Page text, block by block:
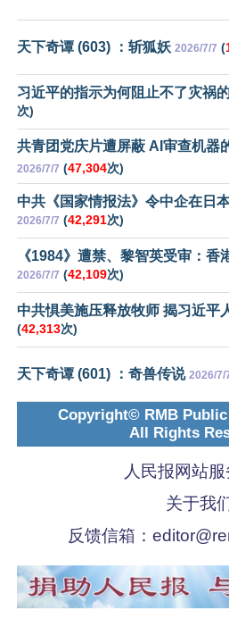
天下奇谭 (603) ：斩狐妖 2026/7/7 (
习近平的指示为何阻止不了灾祸
次)
共青团党庆片遭屏蔽 AI审查机器
2026/7/7 (47,304次)
中共《国家情报法》令中企在日
2026/7/7 (42,291次)
《1984》遭禁、黎智英受审：香
2026/7/7 (42,109次)
中共惧美施压释放牧师 揭习近平
(42,313次)
天下奇谭 (601) ：奇兽传说 2026/7/
Copyright© RMB
All Rights
人民报网站
关于我
反馈信箱：